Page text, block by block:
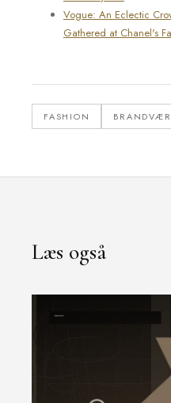
Vogue: An Eclectic
Gathered at Chanel's
FASHION
Læs også